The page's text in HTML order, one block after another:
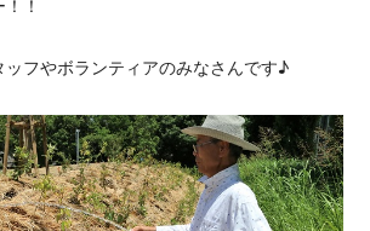
！
フやボランティアのみなさんです♪